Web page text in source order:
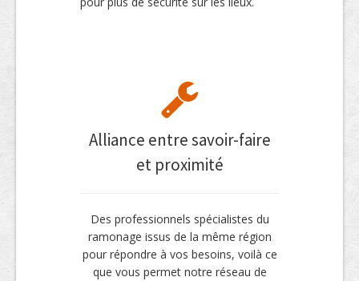
Alliance entre savoir-faire
et proximité
Des professionnels spécialistes du
ramonage issus de la même région
pour répondre à vos besoins, voilà ce
que vous permet notre réseau de